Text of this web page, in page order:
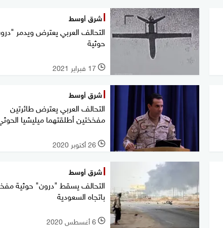
شرق أوسط
التحالف العربي يعترض ويدمر
حوثية
l 17 فبراير 2021
شرق أوسط
التحالف العربي يعترض طائرتين
مفخختين أطلقتهما ميليشيا
l 26 أكتوبر 2020
شرق أوسط
التحالف يسقط "درون" حوثية
باتجاه السعودية
l 6 أغسطس 2020